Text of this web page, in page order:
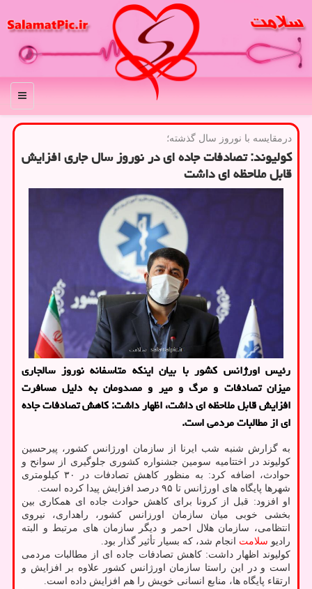
منو
درمقایسه با نوروز سال گذشته؛
كولیوند: تصادفات جاده ای در نوروز سال جاری افزایش
قابل ملاحظه ای داشت
رئیس اورژانس کشور با بیان اینکه متاسفانه نوروز سالجاری
میزان تصادفات و مرگ و میر و مصدومان به دلیل مسافرت
افزایش قابل ملاحظه ای داشت، اظهار داشت: کاهش تصادفات جاده
ای از مطالبات مردمی است.
به گزارش شنبه شب ایرنا از سازمان اورژانس کشور، پیرحسین
کولیوند در اختتامیه سومین جشنواره کشوری جلوگیری از سوانح و
حوادث، اضافه کرد: به منظور کاهش تصادفات در ۳۰ کیلومتری
شهرها پایگاه های اورژانس تا ۹۵ درصد افزایش پیدا کرده است.
او افزود: قبل از کرونا برای کاهش حوادث جاده ای همکاری بین
بخشی خوبی میان سازمان اورزانس کشور، راهداری، نیروی
انتظامی، سازمان هلال احمر و دیگر سازمان های مرتبط و البته
رادیو سلامت انجام شد، که بسیار تأثیر گذار بود.
کولیوند اظهار داشت: کاهش تصادفات جاده ای از مطالبات مردمی
است و در این راستا سازمان اورژانس کشور علاوه بر افزایش و
ارتقاء پایگاه ها، منابع انسانی خویش را هم افزایش داده است.